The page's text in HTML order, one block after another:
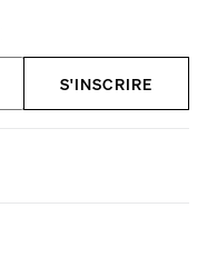
S'INSCRIRE